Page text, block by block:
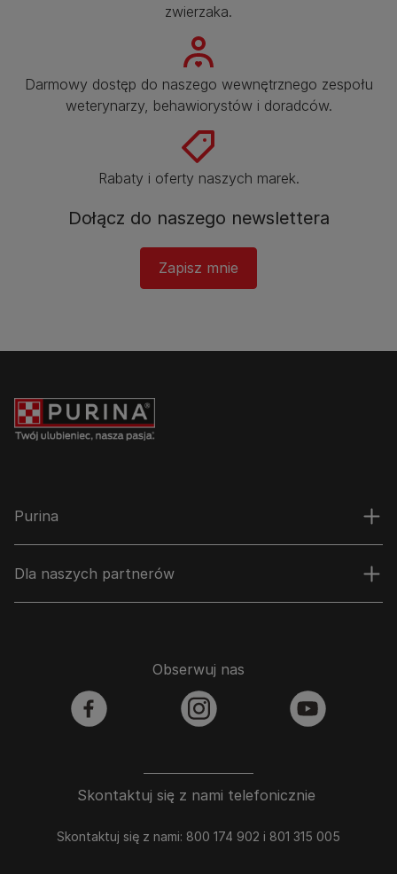
zwierzaka.​
Darmowy dostęp do naszego wewnętrznego zespołu
weterynarzy, behawiorystów i doradców.​
Rabaty i oferty naszych marek.​
Dołącz do naszego newslettera
Zapisz mnie
Purina
Dla naszych partnerów
Skontaktuj się z nami telefonicznie
Skontaktuj się z nami: 800 174 902 i 801 315 005
Obserwuj nas
facebook instagram youtube